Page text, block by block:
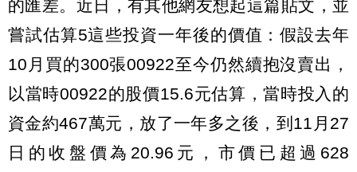
的匯差。近日，有其他網友想起這篇貼文，並
嘗試估算5這些投資一年後的價值：假設去年
10月買的300張00922至今仍然續抱沒賣出，
以當時00922的股價15.6元估算，當時投入的
資金約467萬元，放了一年多之後，到11月27
日的收盤價為20.96元，市價已超過628